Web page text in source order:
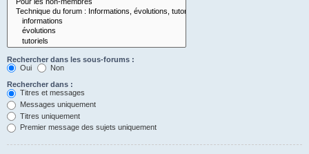
Rechercher dans les sous-forums :
Oui
Non
Rechercher dans :
Titres et messages
Messages uniquement
Titres uniquement
Premier message des sujets uniquement